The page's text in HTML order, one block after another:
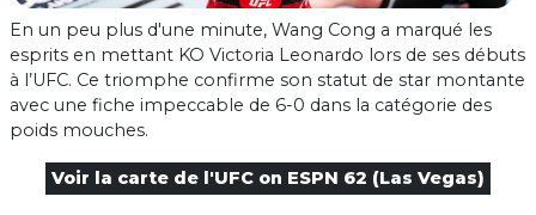
En un peu plus d'une minute, Wang Cong a marqué les
esprits en mettant KO Victoria Leonardo lors de ses débuts
à l’UFC. Ce triomphe confirme son statut de star montante
avec une fiche impeccable de 6-0 dans la catégorie des
poids mouches.
Voir la carte de l'UFC on ESPN 62 (Las Vegas)